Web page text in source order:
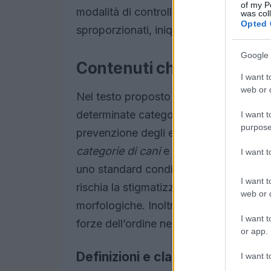
of my
was
Opted
Google
I want
web or
I want
I want
I want
web or
I want
or app.
I want
modalità di controllo e sanzione. In
sproporzionati, iniquità applicative e
Contenuti chiave e punti
Nel testo proposto emergono alcuni
determinate categorie di animali,
prevenzione degli episodi pericolosi.
categorie di canie dei relativi
uno standard condiviso e
rischia la stigmatizzazione di razze o
morfologiche. Inoltre, non sono
forze dell’ordine nel controllo e
Definizioni e classificazioni